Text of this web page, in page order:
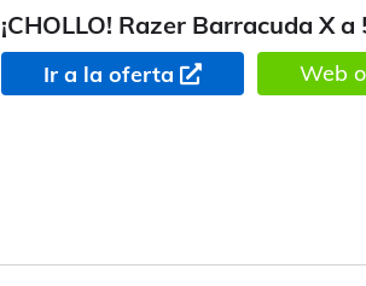
¡CHOLLO! Razer Barracuda X a
Ir a la oferta Web